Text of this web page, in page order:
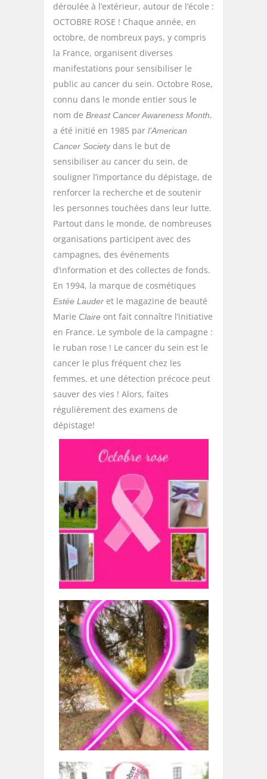
déroulée à l’extérieur, autour de l’école :
OCTOBRE ROSE ! Chaque année, en
octobre, de nombreux pays, y compris
la France, organisent diverses
manifestations pour sensibiliser le
public au cancer du sein. Octobre Rose,
connu dans le monde entier sous le
nom de Breast Cancer Awareness Month,
a été initié en 1985 par l’American
Cancer Societydans le but de
sensibiliser au cancer du sein, de
souligner l’importance du dépistage, de
renforcer la recherche et de soutenir
les personnes touchées dans leur lutte.
Partout dans le monde, de nombreuses
organisations participent avec des
campagnes, des événements
d’information et des collectes de fonds.
En 1994, la marque de cosmétiques
Estée Lauder et le magazine de beauté
Marie Claire ont fait connaître l’initiative
en France. Le symbole de la campagne :
le ruban rose ! Le cancer du sein est le
cancer le plus fréquent chez les
femmes, et une détection précoce peut
sauver des vies ! Alors, faites
régulièrement des examens de
dépistage!